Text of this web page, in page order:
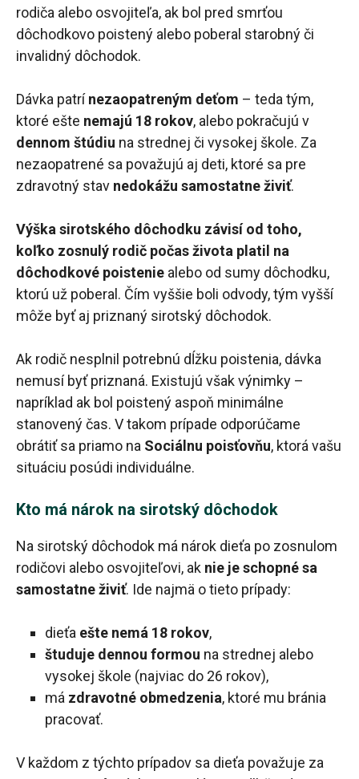
rodiča alebo osvojiteľa, ak bol pred smrťou
dôchodkovo poistený alebo poberal starobný či
invalidný dôchodok.
Dávka patrínezaopatreným deťom – teda tým,
ktoré ešte nemajú 18 rokov, alebo pokračujú v
dennom štúdiu na strednej či vysokej škole. Za
nezaopatrené sa považujú aj deti, ktoré sa pre
zdravotný stav nedokážu samostatne živiť.
Výška sirotského dôchodku závisí od toho,
koľko zosnulý rodič počas života platil na
dôchodkové poistenie alebo od sumy dôchodku,
ktorú už poberal. Čím vyššie boli odvody, tým vyšší
môže byť aj priznaný sirotský dôchodok.
Ak rodič nesplnil potrebnú dĺžku poistenia, dávka
nemusí byť priznaná. Existujú však výnimky –
napríklad ak bol poistený aspoň minimálne
stanovený čas. V takom prípade odporúčame
obrátiť sa priamo na Sociálnu poisťovňu, ktorá vašu
situáciu posúdi individuálne.
Kto má nárok na sirotský dôchodok
Na sirotský dôchodok má nárok dieťa po zosnulom
rodičovi alebo osvojiteľovi, ak nie je schopné sa
samostatne živiť. Ide najmä o tieto prípady:
dieťa ešte nemá 18 rokov,
študuje dennou formou na strednej alebo
vysokej škole (najviac do 26 rokov),
má zdravotné obmedzenia, ktoré mu bránia
pracovať.
V každom z týchto prípadov sa dieťa považuje za